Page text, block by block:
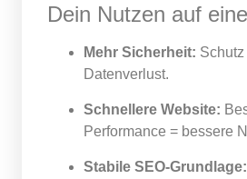
Dein Nutzen auf
Mehr Sicherheit:
Datenverlust.
Schnellere Website:
Performance = bessere
Stabile SEO-Grundlage: